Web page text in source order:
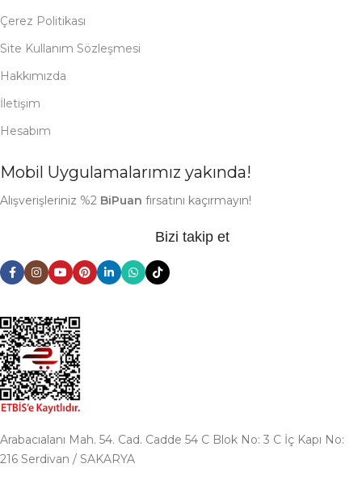
Çerez Politikası
Site Kullanım Sözleşmesi
Hakkımızda
İletişim
Hesabım
Mobil Uygulamalarımız yakında!
Alışverişleriniz %2 BiPuan fırsatını kaçırmayın!
Bizi takip et
Arabacıalanı Mah. 54. Cad. Cadde 54 C Blok No: 3 C İç Kapı No:
216 Serdivan / SAKARYA